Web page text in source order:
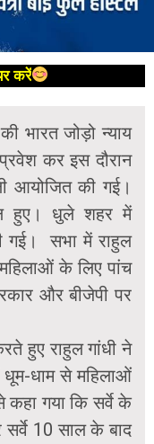
करें
भारत जोड़ो न्याय
कर इस दौरान
आयोजित की गई।
हुए। धुले शहर में
गई। सभा में राहुल
महिलाओं के लिए पांच
और बीजेपी पर
हुए राहुल गांधी ने
धूम-धाम से महिलाओं
गया कि सर्वे के
सर्वे 10 साल के बाद